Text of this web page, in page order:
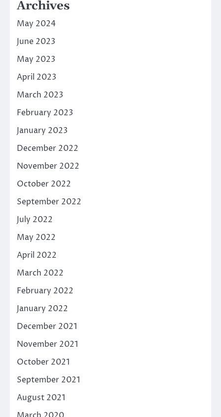
Archives
May 2024
June 2023
May 2023
April 2023
March 2023
February 2023
January 2023
December 2022
November 2022
October 2022
September 2022
July 2022
May 2022
April 2022
March 2022
February 2022
January 2022
December 2021
November 2021
October 2021
September 2021
August 2021